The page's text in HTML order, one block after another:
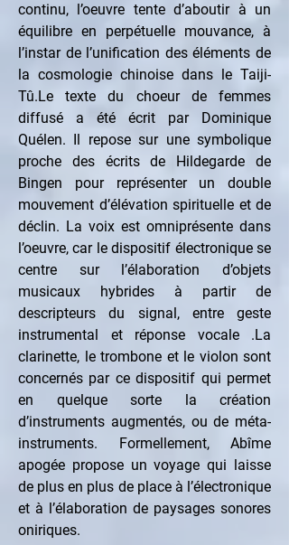
continu, l’oeuvre tente d’aboutir à un
équilibre en perpétuelle mouvance, à
l’instar de l’unification des éléments de
la cosmologie chinoise dans le Taiji-
Tû.Le texte du choeur de femmes
diffusé a été écrit par Dominique
Quélen. Il repose sur une symbolique
proche des écrits de Hildegarde de
Bingen pour représenter un double
mouvement d’élévation spirituelle et de
déclin. La voix est omniprésente dans
l’oeuvre, car le dispositif électronique se
centre sur l’élaboration d’objets
musicaux hybrides à partir de
descripteurs du signal, entre geste
instrumental et réponse vocale .La
clarinette, le trombone et le violon sont
concernés par ce dispositif qui permet
en quelque sorte la création
d’instruments augmentés, ou de méta-
instruments. Formellement, Abîme
apogée propose un voyage qui laisse
de plus en plus de place à l’électronique
et à l’élaboration de paysages sonores
oniriques.